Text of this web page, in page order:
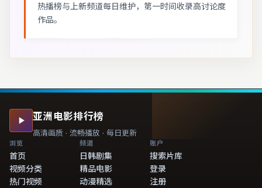
热播榜与上新频道每日维护，第一时间收录高讨论度
作品。
亚洲电影排行榜
高清画质 · 流畅播放 · 每日更新
浏览
首页
视频分类
热门视频
频道
日韩剧集
精品电影
动漫精选
账户
搜索片库
登录
注册